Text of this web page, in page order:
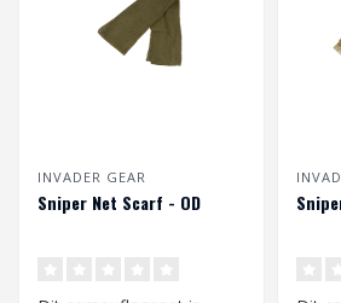
INVADER GEAR
Sniper Net Scarf - OD